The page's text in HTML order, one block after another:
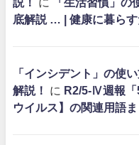
底解説 … | 健康に暮らす
「インシデント」の使
解説！
に R2/5-Ⅳ週報「
ウイルス】の関連用語